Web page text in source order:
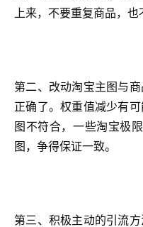
上来，不要重复商品，
第二、改动淘宝主图与
正确了。权重值减少有
图不符合，一些淘宝极
图，争得保证一致。
第三、积极主动的引流